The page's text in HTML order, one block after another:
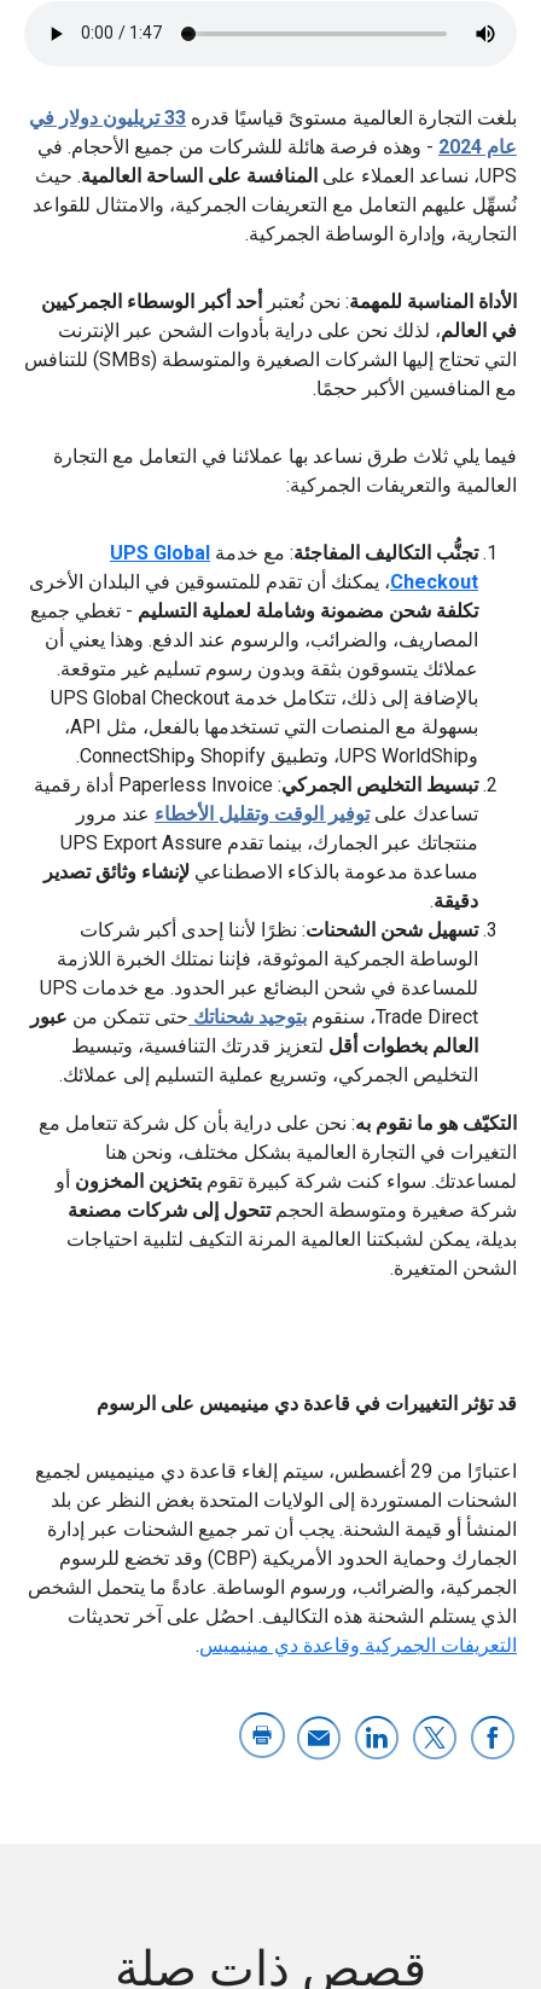
بلغت التجارة العالمية مستوىً قياسيًا قدره
33 تريليون دولار في
عام 2024
- وهذه فرصة هائلة للشركات من جميع الأحجام. في
UPS، نساعد العملاء على
المنافسة على الساحة العالمية. حيث
نُسهِّل عليهم التعامل مع التعريفات الجمركية، والامتثال للقواعد
التجارية، وإدارة الوساطة الجمركية.
الأداة المناسبة للمهمة: نحن نُعتبر أحد أكبر الوسطاء الجمركيين
في العالم، لذلك نحن على دراية بأدوات الشحن عبر الإنترنت
التي تحتاج إليها الشركات الصغيرة والمتوسطة (SMBs) للتنافس
مع المنافسين الأكبر حجمًا.
فيما يلي ثلاث طرق نساعد بها عملائنا في التعامل مع التجارة
العالمية والتعريفات الجمركية:
تجنُّب التكاليف المفاجئة: مع خدمة UPS Global
Checkout، يمكنك أن تقدم للمتسوقين في البلدان الأخرى
تكلفة شحن مضمونة وشاملة لعملية التسليم - تغطي جميع
المصاريف، والضرائب، والرسوم عند الدفع. وهذا يعني أن
عملائك يتسوقون بثقة وبدون رسوم تسليم غير متوقعة.
بالإضافة إلى ذلك، تتكامل خدمة UPS Global Checkout
بسهولة مع المنصات التي تستخدمها بالفعل، مثل API،
وUPS WorldShip، وتطبيق Shopify وConnectShip.
تبسيط التخليص الجمركي
: Paperless Invoice أداة رقمية
تساعدك علىتوفير الوقت وتقليل الأخطاء عند مرور
منتجاتك عبر الجمارك، بينما تقدم UPS Export Assure
مساعدة مدعومة بالذكاء الاصطناعي لإنشاء وثائق تصدير
دقيقة.
تسهيل شحن الشحنات: نظرًا لأننا إحدى أكبر شركات
الوساطة الجمركية الموثوقة، فإننا نمتلك الخبرة اللازمة
للمساعدة في شحن البضائع عبر الحدود. مع خدمات UPS
Trade Direct، سنقوم
بتوحيد شحناتك حتى تتمكن من عبور
العالم بخطوات أقل لتعزيز قدرتك التنافسية، وتبسيط
التخليص الجمركي، وتسريع عملية التسليم إلى عملائك.
التكيّف هو ما نقوم به: نحن على دراية بأن كل شركة تتعامل مع
التغيرات في التجارة العالمية بشكل مختلف، ونحن هنا
لمساعدتك. سواء كنت شركة كبيرة تقوم بتخزين المخزون أو
شركة صغيرة ومتوسطة الحجمتتحول إلى شركات مصنعة
بديلة، يمكن لشبكتنا العالمية المرنة التكيف لتلبية احتياجات
الشحن المتغيرة.
قد تؤثر التغييرات في قاعدة دي مينيميس على الرسوم
اعتبارًا من 29 أغسطس، سيتم إلغاء قاعدة دي مينيميس لجميع
الشحنات المستوردة إلى الولايات المتحدة بغض النظر عن بلد
المنشأ أو قيمة الشحنة. يجب أن تمر جميع الشحنات عبر إدارة
الجمارك وحماية الحدود الأمريكية (CBP) وقد تخضع للرسوم
الجمركية، والضرائب، ورسوم الوساطة. عادةً ما يتحمل الشخص
الذي يستلم الشحنة هذه التكاليف. احصُل على آخر تحديثات
التعريفات الجمركية وقاعدة دي مينيميس.
قصص ذات صلة